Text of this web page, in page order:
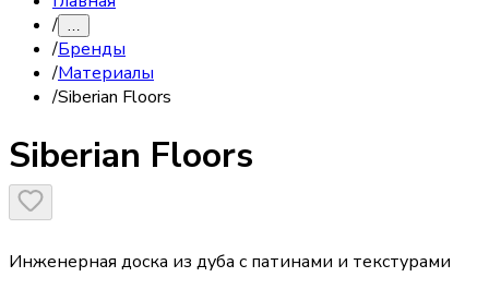
/ …
/Бренды
/Материалы
/Siberian Floors
Siberian Floors
Инженерная доска из дуба с патинами и текстурами